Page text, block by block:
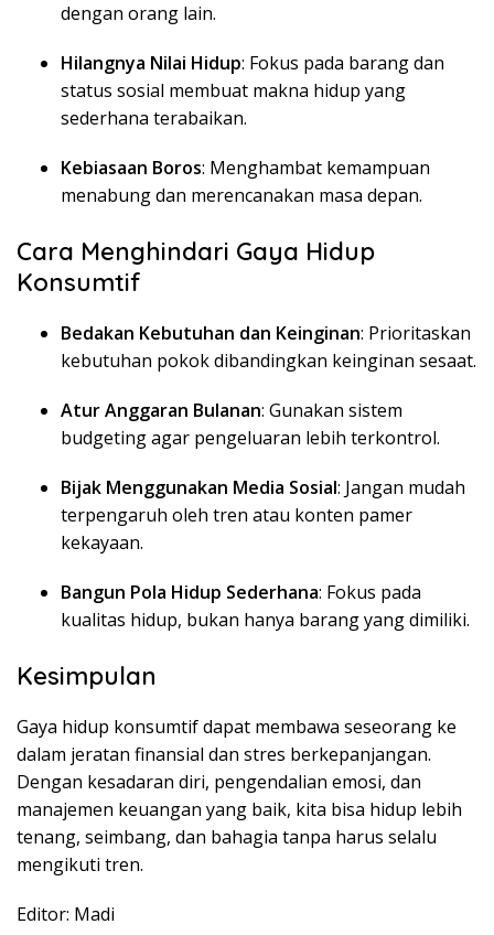
dengan orang lain.
Hilangnya Nilai Hidup: Fokus pada barang dan
status sosial membuat makna hidup yang
sederhana terabaikan.
Kebiasaan Boros: Menghambat kemampuan
menabung dan merencanakan masa depan.
Cara Menghindari Gaya Hidup
Konsumtif
Bedakan Kebutuhan dan Keinginan: Prioritaskan
kebutuhan pokok dibandingkan keinginan sesaat.
Atur Anggaran Bulanan: Gunakan sistem
budgeting agar pengeluaran lebih terkontrol.
Bijak Menggunakan Media Sosial: Jangan mudah
terpengaruh oleh tren atau konten pamer
kekayaan.
Bangun Pola Hidup Sederhana: Fokus pada
kualitas hidup, bukan hanya barang yang dimiliki.
Kesimpulan
Gaya hidup konsumtif dapat membawa seseorang ke
dalam jeratan finansial dan stres berkepanjangan.
Dengan kesadaran diri, pengendalian emosi, dan
manajemen keuangan yang baik, kita bisa hidup lebih
tenang, seimbang, dan bahagia tanpa harus selalu
mengikuti tren.
Editor: Madi